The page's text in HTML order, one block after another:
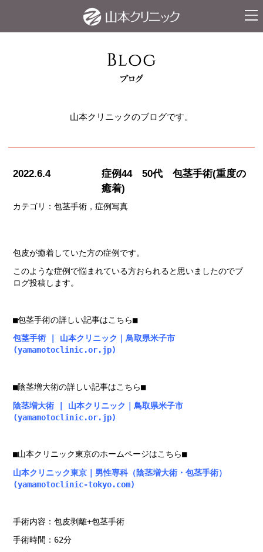
ナビ
山本クリニックのブログです。
2022.6.4
症例44 50代 包茎手術(重度の
癒着)
カテゴリ： 包茎手術 症例写真
包皮が癒着していた方の症例です。
このような症例で悩まれている方おられると思いましたのでブ
ログ投稿します。
■包茎手術の詳しい記事はこちら■
包茎手術 | 山本クリニック｜鳥取県米子市
(yamamotoclinic.or.jp)
■陰茎増大術の詳しい記事はこちら■
陰茎増大術 | 山本クリニック｜鳥取県米子市
(yamamotoclinic.or.jp)
■山本クリニック東京のホームページはこちら■
山本クリニック東京｜男性専科（陰茎増大術・包茎手術）
(yamamotoclinic-tokyo.com)
手術内容：包皮剥離+包茎手術
手術時間：62分